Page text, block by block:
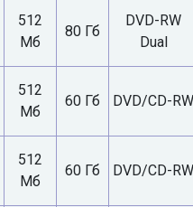
512
Мб
80 Гб
DVD-RW
Dual
512
Мб
60 Гб DVD/CD-RW
512
Мб
60 Гб DVD/CD-RW